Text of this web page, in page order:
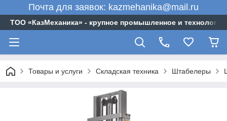
Почта для заявок: kazmehanika@mail.ru
ТОО «‎КазМеханика» - крупное промышленное и
Товары и услуги Складская техника Штабелеры